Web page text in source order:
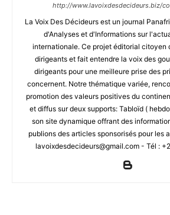
http://www.lavoixdesdecideurs.biz/
La Voix Des Décideurs est un journal
d'Analyses et d'Informations sur
internationale. Ce projet éditorial citoyen
dirigeants et fait entendre la voix des
dirigeants pour une meilleure prise des
concernent. Notre thématique variée,
promotion des valeurs positives du
et diffus sur deux supports: Tabloïd (
son site dynamique offrant des
publions des articles sponsorisés pour les
lavoixdesdecideurs@gmail.com - Tél :